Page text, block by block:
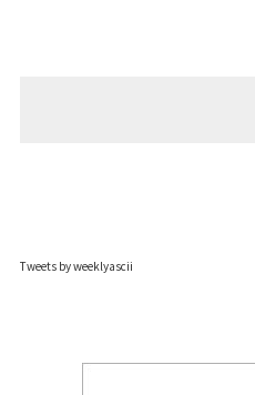
Tweets by weeklyascii